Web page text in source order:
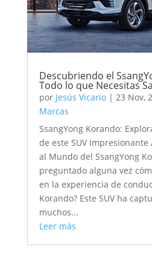
Descubriendo el
Todo lo que Necesitas
por Jesús Vicario| 23 Nov,
Marcas
SsangYong Korando:
de este SUV
al Mundo del SsangYong
preguntado alguna vez
en la experiencia de
Korando? Este SUV ha
muchos...
Leer más